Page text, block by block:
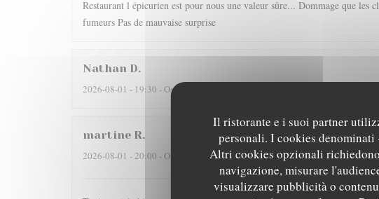
Il ristorante e i suoi partner
personali. I cookies
Altri cookies opzionali
navigazione, misurare
visualizzare pubblicità o
Restaurant l épicurien est pour nous une valeur sûre... Dommage que les
fumeurs Pas de mauvaise surprise
Nathan D
2026-08-01 - 19:30 - Ospiti 2
martine R
2026-08-01 - 20:00 - Ospiti 2